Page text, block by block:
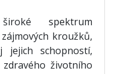
spektrum
kroužků,
jejich schopností,
životního